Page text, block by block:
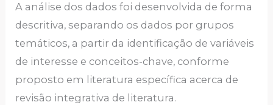
A análise dos dados foi desenvolvida de forma
descritiva, separando os dados por grupos
temáticos, a partir da identificação de variáveis
de interesse e conceitos-chave, conforme
proposto em literatura específica acerca de
revisão integrativa de literatura.